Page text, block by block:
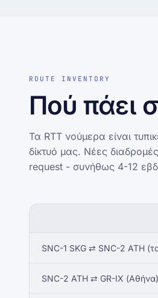
ROUTE INVENTORY
Πού πάει
Τα RTT νούμερα είναι
δίκτυό μας. Νέες
request - συνήθως 4-12
SNC-1 SKG ⇄ SNC-2 ATH
SNC-2 ATH ⇄ GR-IX (Αθήνα)